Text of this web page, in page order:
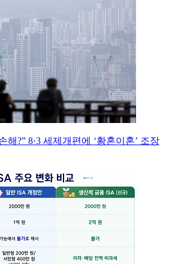
해?” 8·3 세제개편에 ‘황혼이혼’ 조장